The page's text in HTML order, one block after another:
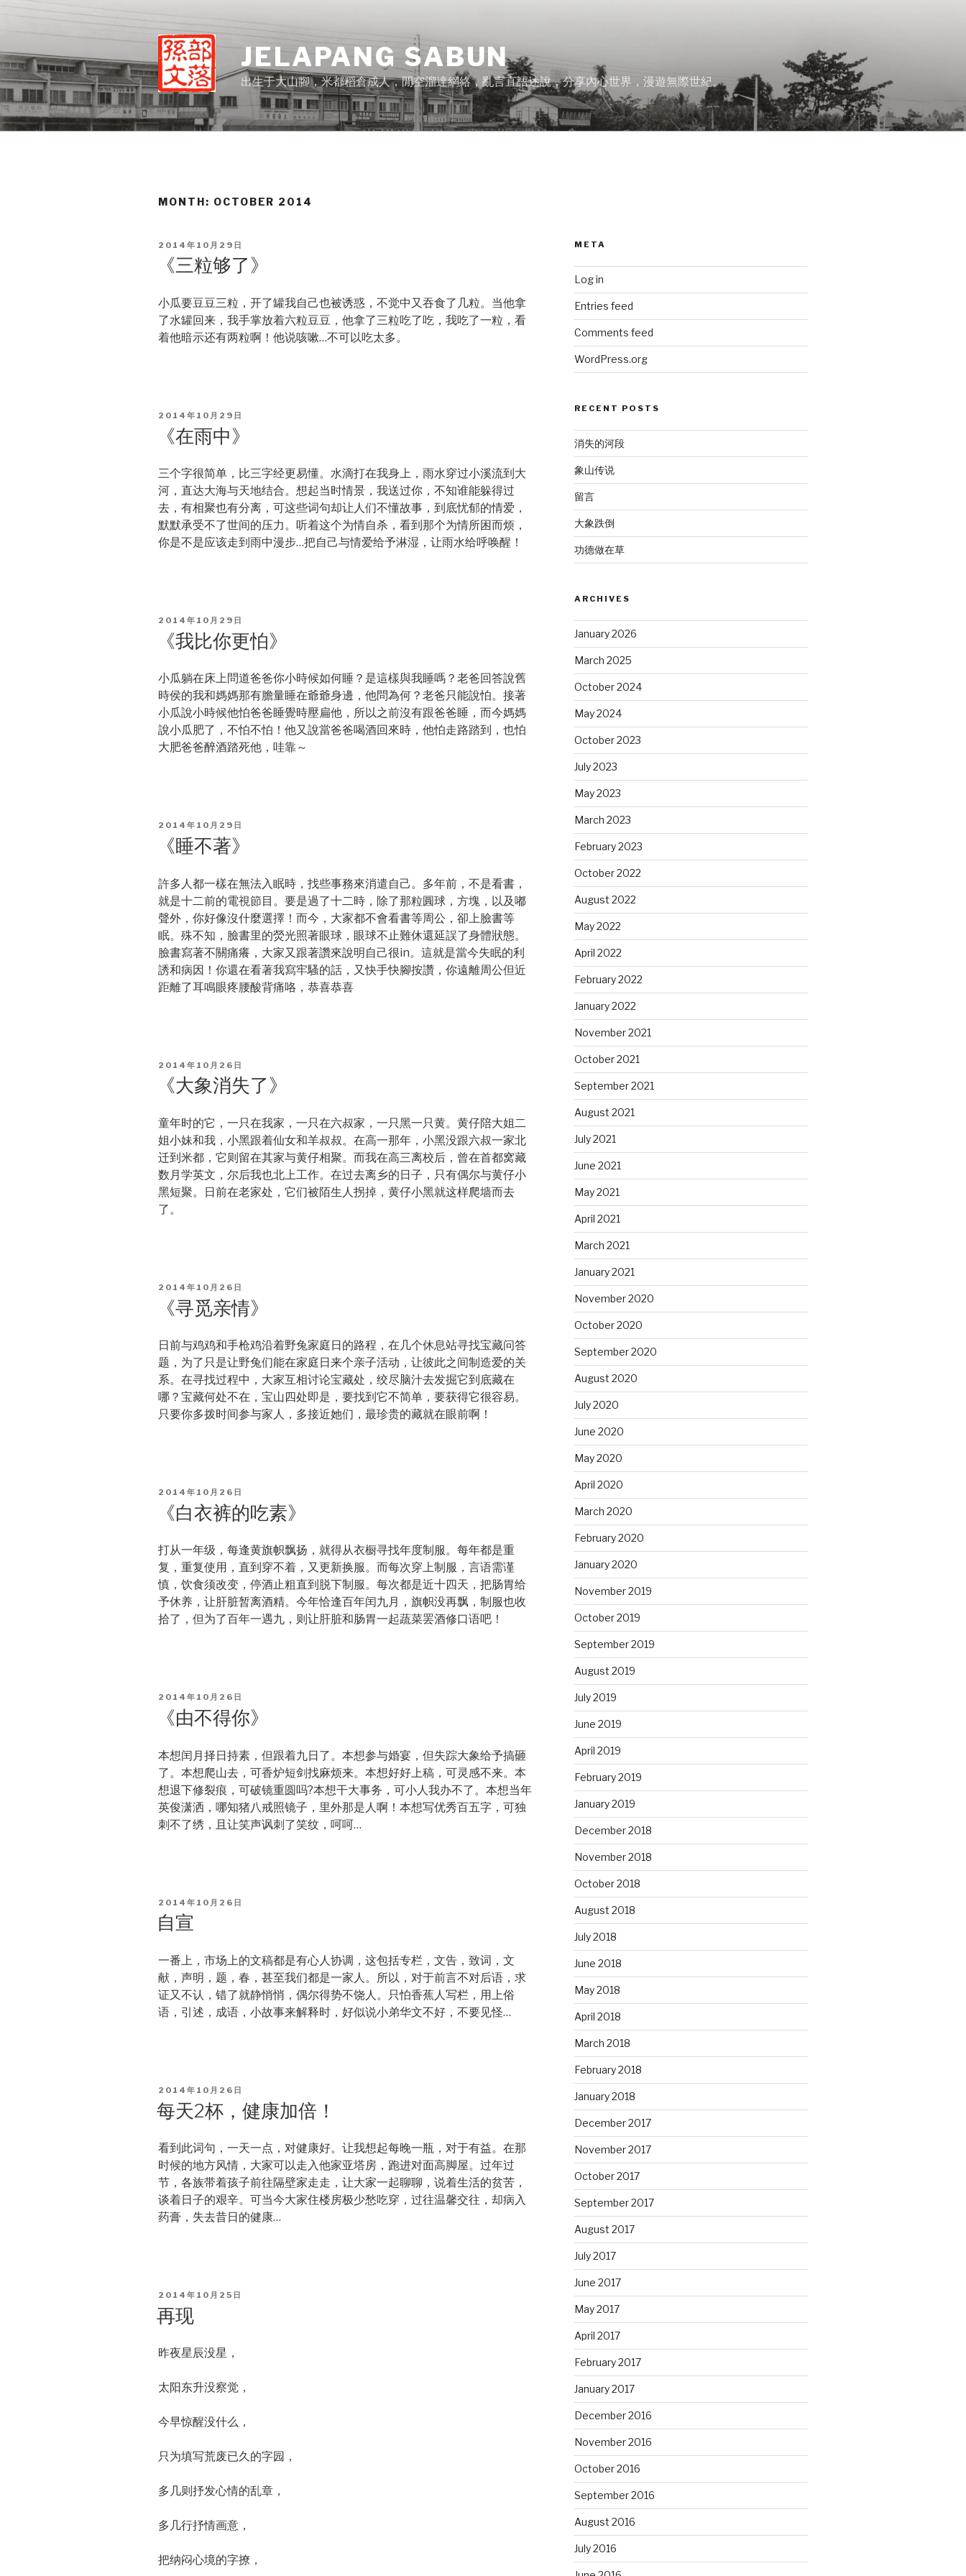
JELAPANG SABUN
出生于大山腳，米都稻倉成人，閒空溜達網絡，亂言直語述說，分享內心世界，漫遊無際世紀。
MONTH: OCTOBER 2014
POSTED
ON
2014年10月29日
《三粒够了》
小瓜要豆豆三粒，开了罐我自己也被诱惑，不觉中又吞食了几粒。当他拿
了水罐回来，我手掌放着六粒豆豆，他拿了三粒吃了吃，我吃了一粒，看
着他暗示还有两粒啊！他说咳嗽…不可以吃太多。
POSTED
ON
2014年10月29日
《在雨中》
三个字很简单，比三字经更易懂。水滴打在我身上，雨水穿过小溪流到大
河，直达大海与天地结合。想起当时情景，我送过你，不知谁能躲得过
去，有相聚也有分离，可这些词句却让人们不懂故事，到底忧郁的情爱，
默默承受不了世间的压力。听着这个为情自杀，看到那个为情所困而烦，
你是不是应该走到雨中漫步…把自己与情爱给予淋湿，让雨水给呼唤醒！
POSTED
ON
2014年10月29日
《我比你更怕》
小瓜躺在床上問道爸爸你小時候如何睡？是這樣與我睡嗎？老爸回答說舊
時侯的我和媽媽那有膽量睡在爺爺身邊，他問為何？老爸只能說怕。接著
小瓜說小時候他怕爸爸睡覺時壓扁他，所以之前沒有跟爸爸睡，而今媽媽
說小瓜肥了，不怕不怕！他又說當爸爸喝酒回來時，他怕走路踏到，也怕
大肥爸爸醉酒踏死他，哇靠～
POSTED
ON
2014年10月29日
《睡不著》
許多人都一樣在無法入眠時，找些事務來消遣自己。多年前，不是看書，
就是十二前的電視節目。要是過了十二時，除了那粒圓球，方塊，以及嘟
聲外，你好像沒什麼選擇！而今，大家都不會看書等周公，卻上臉書等
眠。殊不知，臉書里的熒光照著眼球，眼球不止難休還延誤了身體狀態。
臉書寫著不關痛癢，大家又跟著讚來說明自己很in。這就是當今失眠的利
誘和病因！你還在看著我寫牢騷的話，又快手快腳按讚，你遠離周公但近
距離了耳鳴眼疼腰酸背痛咯，恭喜恭喜
POSTED
ON
2014年10月26日
《大象消失了》
童年时的它，一只在我家，一只在六叔家，一只黑一只黄。黄仔陪大姐二
姐小妹和我，小黑跟着仙女和羊叔叔。在高一那年，小黑没跟六叔一家北
迁到米都，它则留在其家与黄仔相聚。而我在高三离校后，曾在首都窝藏
数月学英文，尔后我也北上工作。在过去离乡的日子，只有偶尔与黄仔小
黑短聚。日前在老家处，它们被陌生人拐掉，黄仔小黑就这样爬墙而去
了。
POSTED
ON
2014年10月26日
《寻觅亲情》
日前与鸡鸡和手枪鸡沿着野兔家庭日的路程，在几个休息站寻找宝藏问答
题，为了只是让野兔们能在家庭日来个亲子活动，让彼此之间制造爱的关
系。在寻找过程中，大家互相讨论宝藏处，绞尽脑汁去发掘它到底藏在
哪？宝藏何处不在，宝山四处即是，要找到它不简单，要获得它很容易。
只要你多拨时间参与家人，多接近她们，最珍贵的藏就在眼前啊！
POSTED
ON
2014年10月26日
《白衣裤的吃素》
打从一年级，每逢黄旗帜飘扬，就得从衣橱寻找年度制服。每年都是重
复，重复使用，直到穿不着，又更新换服。而每次穿上制服，言语需谨
慎，饮食须改变，停酒止粗直到脱下制服。每次都是近十四天，把肠胃给
予休养，让肝脏暂离酒精。今年恰逢百年闰九月，旗帜没再飘，制服也收
拾了，但为了百年一遇九，则让肝脏和肠胃一起蔬菜罢酒修口语吧！
POSTED
ON
2014年10月26日
《由不得你》
本想闰月择日持素，但跟着九日了。本想参与婚宴，但失踪大象给予搞砸
了。本想爬山去，可香炉短剑找麻烦来。本想好好上稿，可灵感不来。本
想退下修裂痕，可破镜重圆吗?本想干大事务，可小人我办不了。本想当年
英俊潇洒，哪知猪八戒照镜子，里外那是人啊！本想写优秀百五字，可独
刺不了绣，且让笑声讽刺了笑纹，呵呵…
POSTED
ON
2014年10月26日
自宣
一番上，市场上的文稿都是有心人协调，这包括专栏，文告，致词，文
献，声明，题，春，甚至我们都是一家人。所以，对于前言不对后语，求
证又不认，错了就静悄悄，偶尔得势不饶人。只怕香蕉人写栏，用上俗
语，引述，成语，小故事来解释时，好似说小弟华文不好，不要见怪…
POSTED
ON
2014年10月26日
每天2杯，健康加倍！
看到此词句，一天一点，对健康好。让我想起每晚一瓶，对于有益。在那
时候的地方风情，大家可以走入他家亚塔房，跑进对面高脚屋。过年过
节，各族带着孩子前往隔壁家走走，让大家一起聊聊，说着生活的贫苦，
谈着日子的艰辛。可当今大家住楼房极少愁吃穿，过往温馨交往，却病入
药膏，失去昔日的健康…
POSTED
ON
2014年10月25日
再现
昨夜星辰没星，
太阳东升没察觉，
今早惊醒没什么，
只为填写荒废已久的字园，
多几则抒发心情的乱章，
多几行抒情画意，
把纳闷心境的字撩，
META
Log in
Entries feed
Comments feed
WordPress.org
RECENT POSTS
消失的河段
象山传说
留言
大象跌倒
功德做在草
ARCHIVES
January 2026
March 2025
October 2024
May 2024
October 2023
July 2023
May 2023
March 2023
February 2023
October 2022
August 2022
May 2022
April 2022
February 2022
January 2022
November 2021
October 2021
September 2021
August 2021
July 2021
June 2021
May 2021
April 2021
March 2021
January 2021
November 2020
October 2020
September 2020
August 2020
July 2020
June 2020
May 2020
April 2020
March 2020
February 2020
January 2020
November 2019
October 2019
September 2019
August 2019
July 2019
June 2019
April 2019
February 2019
January 2019
December 2018
November 2018
October 2018
August 2018
July 2018
June 2018
May 2018
April 2018
March 2018
February 2018
January 2018
December 2017
November 2017
October 2017
September 2017
August 2017
July 2017
June 2017
May 2017
April 2017
February 2017
January 2017
December 2016
November 2016
October 2016
September 2016
August 2016
July 2016